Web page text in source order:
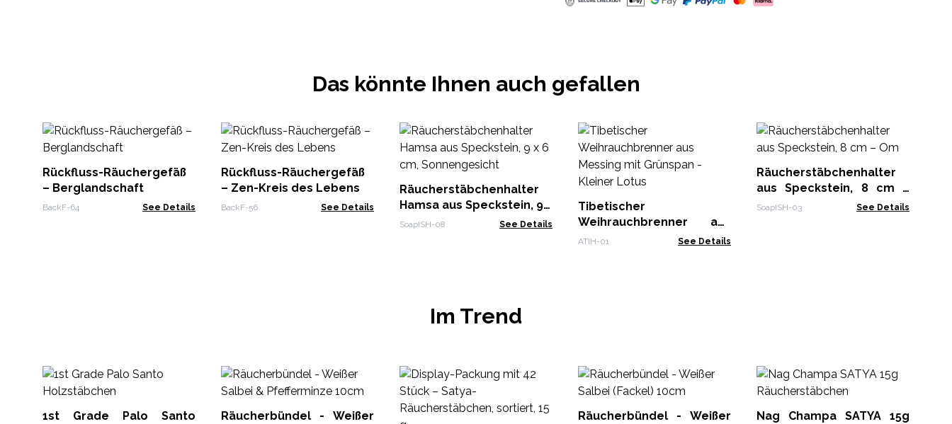
Das könnte Ihnen auch gefallen
Rückfluss-Räuchergefäß
– Berglandschaft
BackF-64 See Details
Rückfluss-Räuchergefäß
– Zen-Kreis des Lebens
BackF-56 See Details
Räucherstäbchenhalter
Hamsa aus Speckstein, 9 x
6 cm, Sonnengesicht
SoapISH-08 See Details
Tibetischer
Weihrauchbrenner aus
Messing mit Grünspan -
ATIH-01 See Details
Räucherstäbchenhalter
aus Speckstein, 8 cm –
Om
SoapISH-03 See Details
Im Trend
1st Grade Palo Santo
Räucherbündel - Weißer
Räucherbündel - Weißer
Nag Champa SATYA 15g